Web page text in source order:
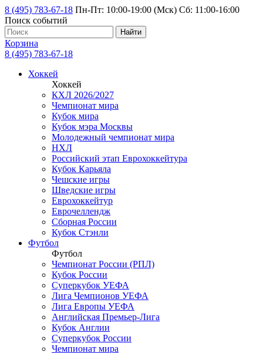
8 (495) 783-67-18 Пн-Пт: 10:00-19:00 (Мск) Сб: 11:00-16:00
Поиск событий
Найти
Корзина
8 (495) 783-67-18
Хоккей
Хоккей
КХЛ 2026/2027
Чемпионат мира
Кубок мира
Кубок мэра Москвы
Молодежный чемпионат мира
НХЛ
Российский этап Еврохоккейтура
Кубок Карьяла
Чешские игры
Шведские игры
Еврохоккейтур
Еврочеллендж
Сборная России
Кубок Стэнли
Футбол
Футбол
Чемпионат России (РПЛ)
Кубок России
Суперкубок УЕФА
Лига Чемпионов УЕФА
Лига Европы УЕФА
Английская Премьер-Лига
Кубок Англии
Суперкубок России
Чемпионат мира